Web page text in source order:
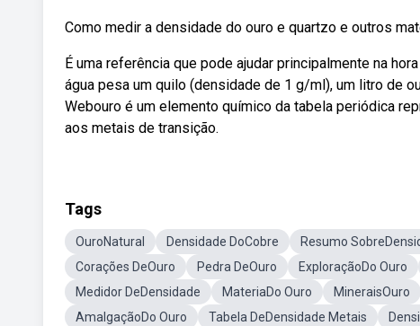
Como medir a densidade do ouro e quartzo e outros
É uma referência que pode ajudar principalmente na
água pesa um quilo (densidade de 1 g/ml), um litro de
Webouro é um elemento químico da tabela periódica
aos metais de transição.
Tags
OuroNatural Densidade DoCobre Resumo
Corações DeOuro
Pedra DeOuro ExploraçãoDo Ouro
Medidor DeDensidade
MateriaDo Ouro MineraisOuro
AmalgaçãoDo Ouro
Tabela DeDensidade Metais